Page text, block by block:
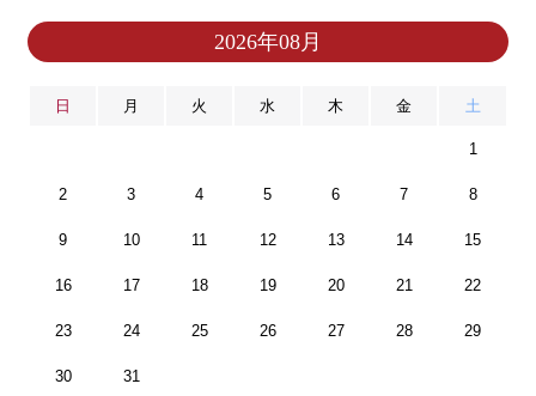
2026年08月
日 月 火 水 木 金 土
1
2 3 4 5 6 7 8
9 10 11 12 13 14 15
16 17 18 19 20 21 22
23 24 25 26 27 28 29
30 31